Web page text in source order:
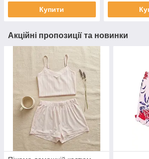
Купити
Акційні пропозиції та новинки